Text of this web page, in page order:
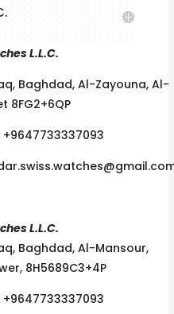
L.L.C.
Baghdad, Al-Zayouna, Al-
8FG2+6QP
L.L.C.
Baghdad, Al-Mansour,
8H5689C3+4P